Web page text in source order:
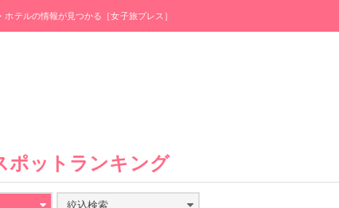
テルの情報が見つかる［女子旅プレス］
ポットランキング
絞込検索